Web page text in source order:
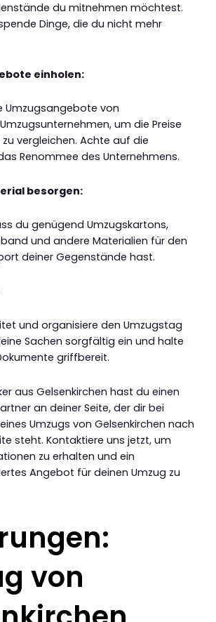
du mitnehmen möchtest.
Dinge, die du nicht mehr
einholen:
Umzugsangebote von
um die Preise
vergleichen. Achte auf die
Renommee des Unternehmens.
besorgen:
du genügend Umzugskartons,
und andere Materialien für den
deiner Gegenstände hast.
und organisiere den Umzugstag
Sachen sorgfältig ein und halte
griffbereit.
aus Gelsenkirchen hast du einen
an deiner Seite, der dir bei
Umzugs von Gelsenkirchen nach
steht. Kontaktiere uns jetzt, um
zu erhalten und ein
Angebot für deinen Umzug zu
von